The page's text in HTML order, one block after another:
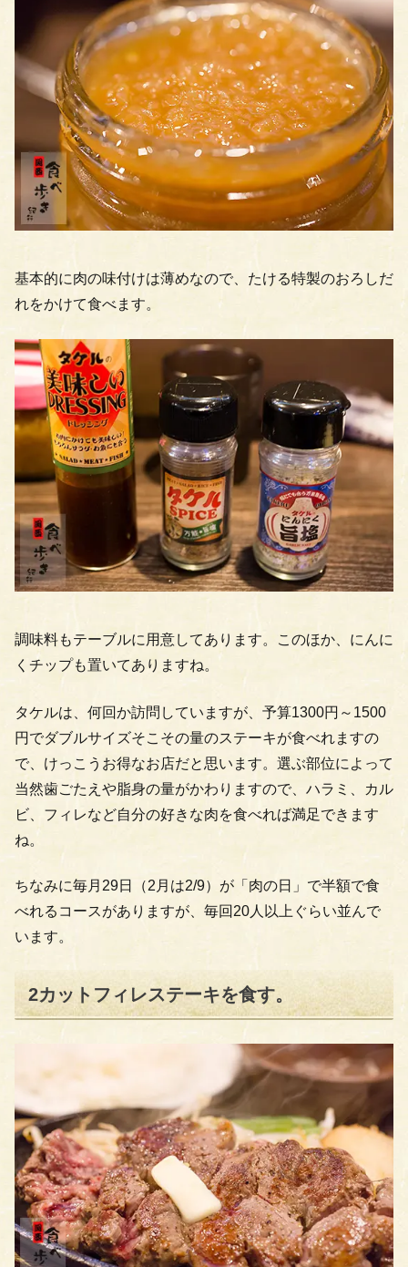
基本的に肉の味付けは薄めなので、たける特製のおろしだ
れをかけて食べます。
調味料もテーブルに用意してあります。このほか、にんに
くチップも置いてありますね。
タケルは、何回か訪問していますが、予算1300円～1500
円でダブルサイズそこその量のステーキが食べれますの
で、けっこうお得なお店だと思います。選ぶ部位によって
当然歯ごたえや脂身の量がかわりますので、ハラミ、カル
ビ、フィレなど自分の好きな肉を食べれば満足できます
ね。
ちなみに毎月29日（2月は2/9）が「肉の日」で半額で食
べれるコースがありますが、毎回20人以上ぐらい並んで
います。
2カットフィレステーキを食す。